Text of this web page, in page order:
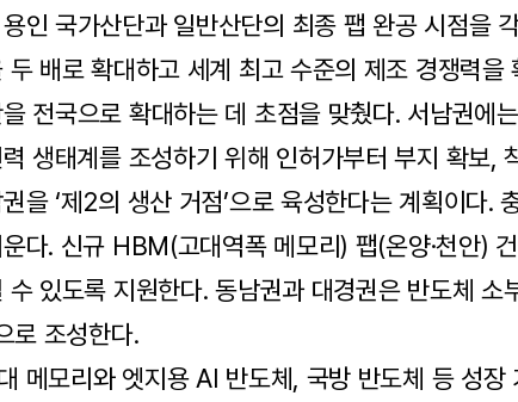
인 국가산단과 일반산단의 최종 팹 완공 시점을
두 배로 확대하고 세계 최고 수준의 제조 경쟁력을
전국으로 확대하는 데 초점을 맞췄다. 서남권에
생태계를 조성하기 위해 인허가부터 부지 확보,
을 ‘제2의 생산 거점’으로 육성한다는 계획이다.
다. 신규 HBM(고대역폭 메모리) 팹(온양·천안)
있도록 지원한다. 동남권과 대경권은 반도체 소
로 조성한다.
메모리와 엣지용 AI 반도체, 국방 반도체 등 성